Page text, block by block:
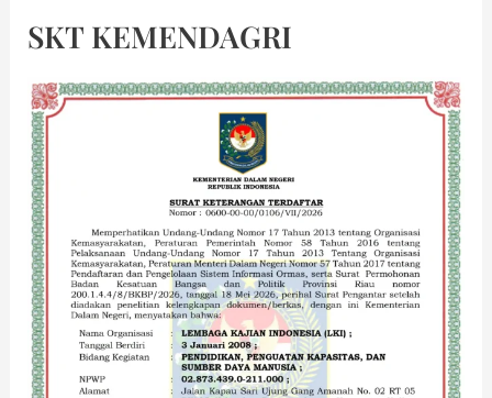
SKT KEMENDAGRI